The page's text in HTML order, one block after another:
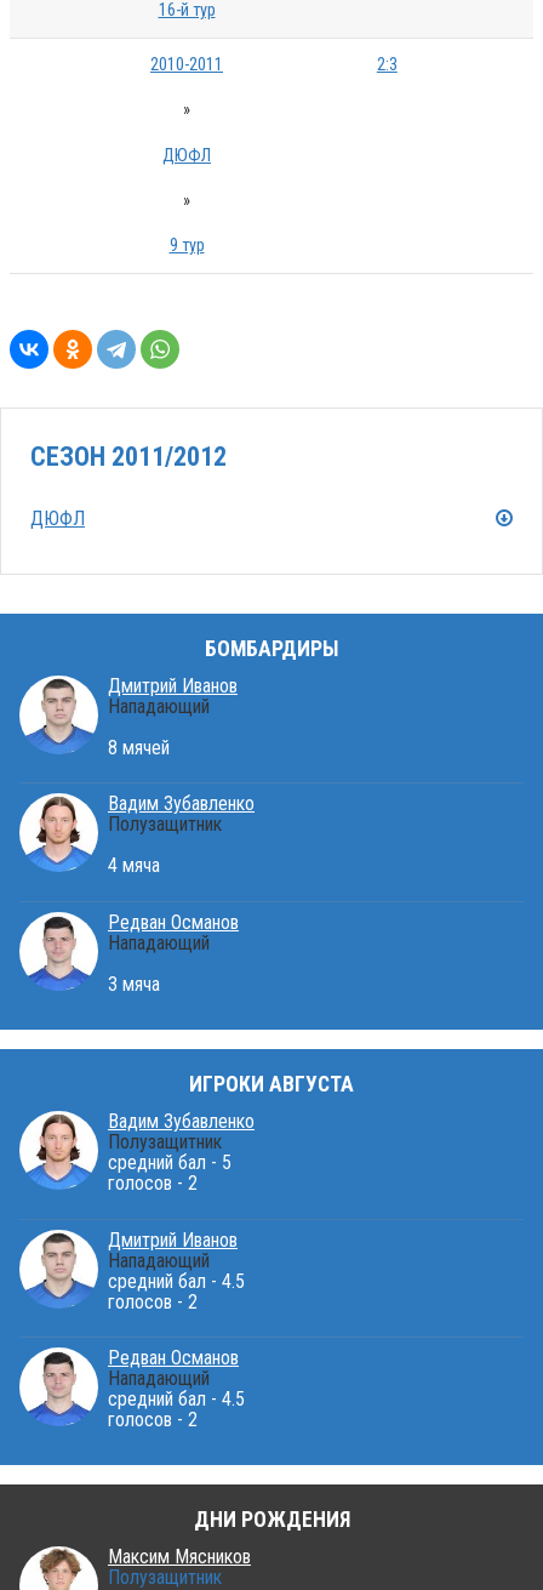
16-й тур
2010-2011
»
ДЮФЛ
»
9 тур
2:3
СЕЗОН 2011/2012
ДЮФЛ
БОМБАРДИРЫ
Дмитрий Иванов
Нападающий
8 мячей
Вадим Зубавленко
Полузащитник
4 мяча
Редван Османов
Нападающий
3 мяча
ИГРОКИ АВГУСТА
Вадим Зубавленко
Полузащитник
средний бал - 5
голосов - 2
Дмитрий Иванов
Нападающий
средний бал - 4.5
голосов - 2
Редван Османов
Нападающий
средний бал - 4.5
голосов - 2
ДНИ РОЖДЕНИЯ
Максим Мясников
Полузащитник